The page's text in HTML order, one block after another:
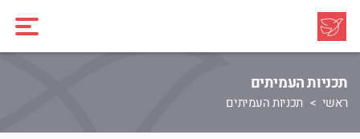
תכניות העמיתים
ראשי תכניות העמיתים